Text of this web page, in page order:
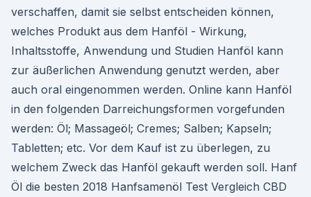
verschaffen, damit sie selbst entscheiden können,
welches Produkt aus dem Hanföl - Wirkung,
Inhaltsstoffe, Anwendung und Studien Hanföl kann
zur äußerlichen Anwendung genutzt werden, aber
auch oral eingenommen werden. Online kann Hanföl
in den folgenden Darreichungsformen vorgefunden
werden: Öl; Massageöl; Cremes; Salben; Kapseln;
Tabletten; etc. Vor dem Kauf ist zu überlegen, zu
welchem Zweck das Hanföl gekauft werden soll. Hanf
Öl die besten 2018 Hanfsamenöl Test Vergleich CBD